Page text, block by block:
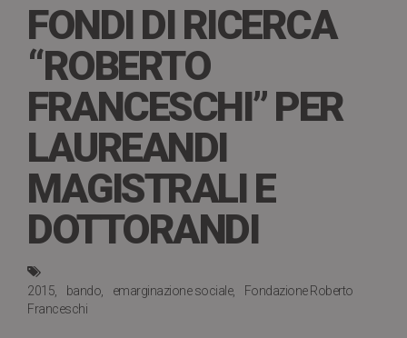
FONDI DI RICERCA
“ROBERTO
FRANCESCHI” PER
LAUREANDI
MAGISTRALI E
DOTTORANDI
2015 bando emarginazione sociale
Fondazione Roberto
Franceschi